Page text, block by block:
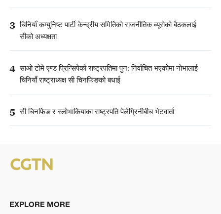
3 चिनियाँ कम्युनिष्ट पार्टी केन्द्रीय समितिको राजनीतिक ब्यूरोको बैठकलाई
सीको अध्यक्षता
4 साओ टोमे एण्ड प्रिन्सिपेको राष्ट्रपतिमा पुन: निर्वाचित भएकोमा नोभालाई
चिनियाँ राष्ट्राध्यक्ष सी चिनफिङको बधाई
5 सी चिनफिङ र स्लोभाकियाका राष्ट्रपति पेलेग्रिनीबीच भेटवार्ता
EXPLORE MORE